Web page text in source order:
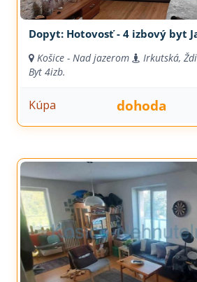
Dopyt: Hotovosť - 4 izbový byt
Košice - Nad jazerom
Irkutská,
Byt 4izb.
Kúpa dohoda